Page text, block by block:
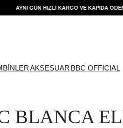
AYNI GÜN HIZLI KARGO VE KAPIDA ÖDEME
AKSESUAR BBC OFFICIAL
BLANCA